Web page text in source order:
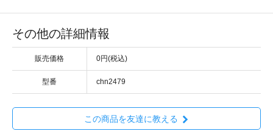
その他の詳細情報
販売価格 0円(税込)
型番 chn2479
この商品を友達に教える